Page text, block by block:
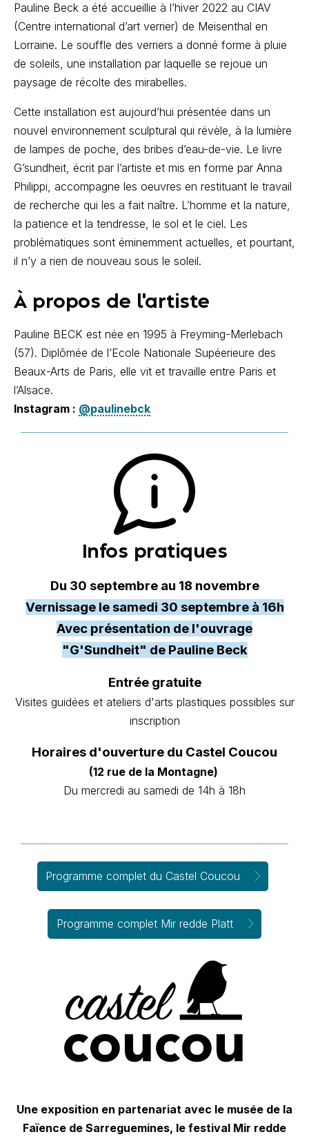
Pauline Beck a été accueillie à l’hiver 2022 au CIAV
(Centre international d’art verrier) de Meisenthal en
Lorraine. Le souffle des verriers a donné forme à pluie
de soleils, une installation par laquelle se rejoue un
paysage de récolte des mirabelles.
Cette installation est aujourd’hui présentée dans un
nouvel environnement sculptural qui révèle, à la lumière
de lampes de poche, des bribes d’eau-de-vie. Le livre
G’sundheit, écrit par l’artiste et mis en forme par Anna
Philippi, accompagne les oeuvres en restituant le travail
de recherche qui les a fait naître. L’homme et la nature,
la patience et la tendresse, le sol et le ciel. Les
problématiques sont éminemment actuelles, et pourtant,
il n’y a rien de nouveau sous le soleil.
À propos de l'artiste
Pauline BECK est née en 1995 à Freyming-Merlebach
(57). Diplômée de l’Ecole Nationale Supéerieure des
Beaux-Arts de Paris, elle vit et travaille entre Paris et
l’Alsace.
Instagram : @paulinebck
Infos pratiques
Du 30 septembre au 18 novembre
Vernissage le samedi 30 septembre à 16h
Avec présentation de l'ouvrage
"G'Sundheit" de Pauline Beck
Entrée gratuite
Visites guidées et ateliers d'arts plastiques possibles sur
inscription
Horaires d'ouverture du Castel Coucou
(12 rue de la Montagne)
Du mercredi au samedi de 14h à 18h
Programme complet du Castel Coucou
Programme complet Mir redde Platt
Une exposition en partenariat avec le musée de la
Faïence de Sarreguemines, le festival Mir redde